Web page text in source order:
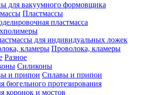
для вакуумного формовщика
Пластмассы
пластмасса
для индивидуальных ложек
Проволока, кламеры
Разное
Силиконы
Сплавы и припои
бюгельного протезирования
коронок и мостов